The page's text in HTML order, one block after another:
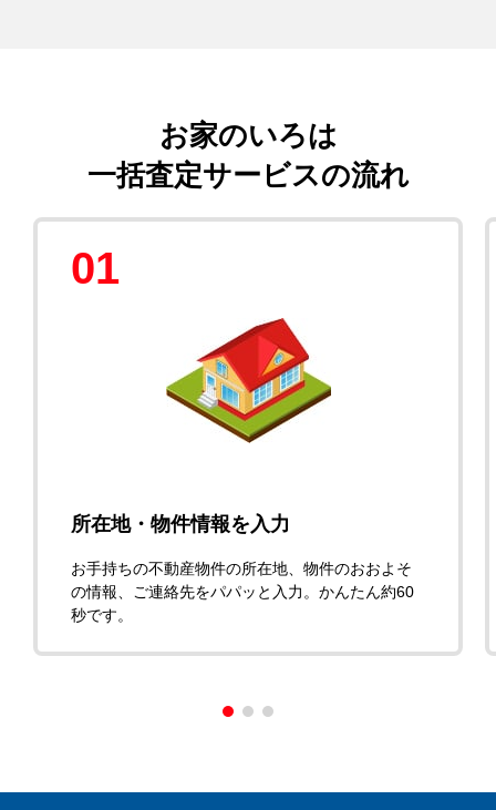
お家のいろは
一括査定サービスの流れ
01
所在地・物件情報を入力
お手持ちの不動産物件の所在地、物件のおおよそ
の情報、ご連絡先をパパッと入力。かんたん約60
秒です。